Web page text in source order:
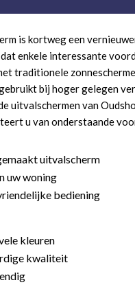
is kortweg een
dat enkele interessante
traditionele
bij hoger gelegen
uitvalschermen van
u van onderstaande
uitvalscherm
uw woning
bediening
kleuren
kwaliteit